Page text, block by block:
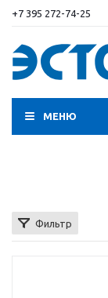
+7 395 272-74-25
МЕНЮ
Фильтр